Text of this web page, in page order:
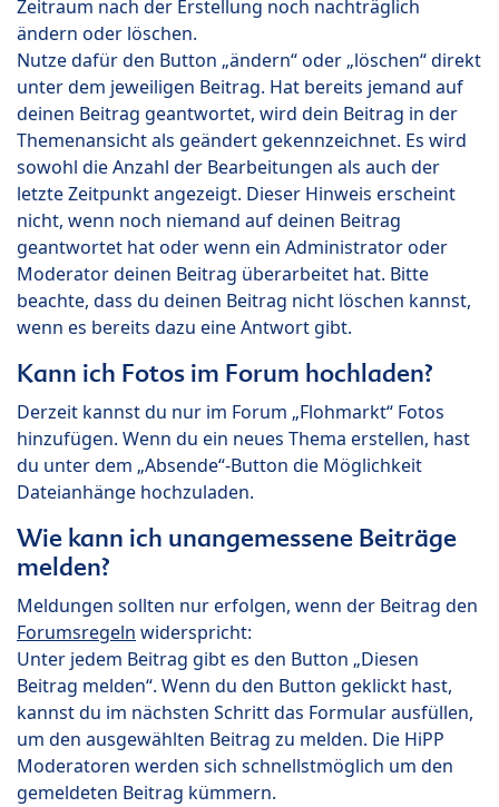
Zeitraum nach der Erstellung noch nachträglich
ändern oder löschen.
Nutze dafür den Button „ändern“ oder „löschen“ direkt
unter dem jeweiligen Beitrag. Hat bereits jemand auf
deinen Beitrag geantwortet, wird dein Beitrag in der
Themenansicht als geändert gekennzeichnet. Es wird
sowohl die Anzahl der Bearbeitungen als auch der
letzte Zeitpunkt angezeigt. Dieser Hinweis erscheint
nicht, wenn noch niemand auf deinen Beitrag
geantwortet hat oder wenn ein Administrator oder
Moderator deinen Beitrag überarbeitet hat. Bitte
beachte, dass du deinen Beitrag nicht löschen kannst,
wenn es bereits dazu eine Antwort gibt.
Kann ich Fotos im Forum hochladen?
Derzeit kannst du nur im Forum „Flohmarkt“ Fotos
hinzufügen. Wenn du ein neues Thema erstellen, hast
du unter dem „Absende“-Button die Möglichkeit
Dateianhänge hochzuladen.
Wie kann ich unangemessene Beiträge
melden?
Meldungen sollten nur erfolgen, wenn der Beitrag den
Forumsregeln widerspricht:
Unter jedem Beitrag gibt es den Button „Diesen
Beitrag melden“. Wenn du den Button geklickt hast,
kannst du im nächsten Schritt das Formular ausfüllen,
um den ausgewählten Beitrag zu melden. Die HiPP
Moderatoren werden sich schnellstmöglich um den
gemeldeten Beitrag kümmern.